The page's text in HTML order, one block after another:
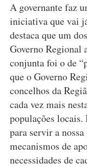
A governante faz
iniciativa que vai
destaca que um
Governo Regional
conjunta foi o de
que o Governo
concelhos da
cada vez mais
populações locais.
para servir a
mecanismos de
necessidades de